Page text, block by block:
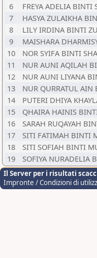
6
FREYA ADELIA BINTI
7
HASYA ZULAIKHA
8
LILY IRDINA BINTI
9
MAISHARA
10
NOR SYIFA BINTI
11
NUR AUNI AQILAH
12
NUR AUNI LIYANA
13
NUR QURRATUL
14
PUTERI DHIYA
15
QHAIRA HAINIS
16
SARAH RUQAYAH
17
SITI FATIMAH BINTI
18
SITI SOFIAH BINTI
19
SOFIYA NURADELIA
Il Server per i risultati
Impronte / Condizioni di